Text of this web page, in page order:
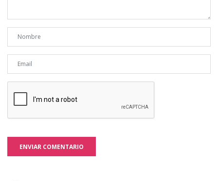
ENVIAR COMENTARIO